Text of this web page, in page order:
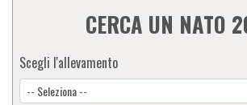
CERCA UN NATO
Scegli l'allevamento